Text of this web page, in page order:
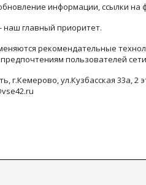
информации, ссылки на
наш главный приоритет.
рекомендательные
пользователей
г.Кемерово, ул.Кузбасская 33а, 2